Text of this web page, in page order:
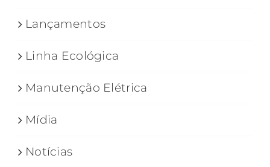
Lançamentos
Linha Ecológica
Manutenção Elétrica
Mídia
Notícias